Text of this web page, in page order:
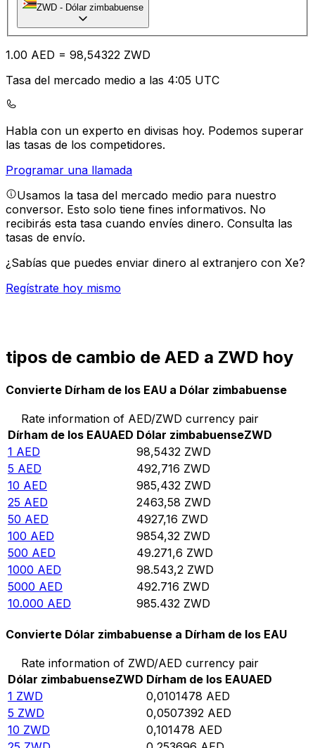
ZWD - Dólar zimbabuense
1.00 AED = 98,54322 ZWD
Tasa del mercado medio a las 4:05 UTC
Habla con un experto en divisas hoy. Podemos superar
las tasas de los competidores.
Programar una llamada
Usamos la tasa del mercado medio para nuestro
conversor. Esto solo tiene fines informativos. No
recibirás esta tasa cuando envíes dinero. Consulta las
tasas de envío.
¿Sabías que puedes enviar dinero al extranjero con Xe?
Regístrate hoy mismo
tipos de cambio de AED a ZWD hoy
Convierte Dírham de los EAU a Dólar zimbabuense
Rate information of AED/ZWD currency pair
Dírham de los EAUAED Dólar zimbabuenseZWD
1 AED 98,5432 ZWD
5 AED 492,716 ZWD
10 AED 985,432 ZWD
25 AED 2463,58 ZWD
50 AED 4927,16 ZWD
100 AED 9854,32 ZWD
500 AED 49.271,6 ZWD
1000 AED 98.543,2 ZWD
5000 AED 492.716 ZWD
10.000 AED 985.432 ZWD
Convierte Dólar zimbabuense a Dírham de los EAU
Rate information of ZWD/AED currency pair
Dólar zimbabuenseZWD Dírham de los EAUAED
1 ZWD 0,0101478 AED
5 ZWD 0,0507392 AED
10 ZWD 0,101478 AED